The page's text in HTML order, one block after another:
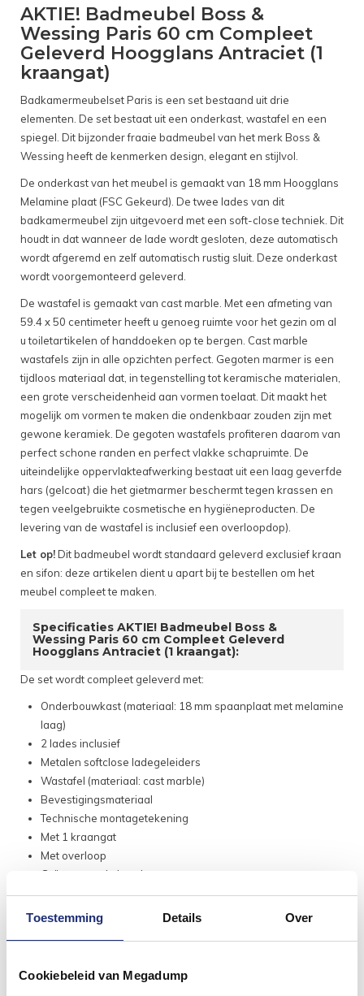
Toestemming Details Over
Cookiebeleid van Megadump
AKTIE! Badmeubel Boss &
Wessing Paris 60 cm Compleet
Geleverd Hoogglans Antraciet (1
kraangat)
Badkamermeubelset Paris is een set bestaand uit drie
elementen. De set bestaat uit een onderkast, wastafel en een
spiegel. Dit bijzonder fraaie badmeubel van het merk Boss &
Wessing heeft de kenmerken design, elegant en stijlvol.
De onderkast van het meubel is gemaakt van 18 mm Hoogglans
Melamine plaat (FSC Gekeurd). De twee lades van dit
badkamermeubel zijn uitgevoerd met een soft-close techniek. Dit
houdt in dat wanneer de lade wordt gesloten, deze automatisch
wordt afgeremd en zelf automatisch rustig sluit. Deze onderkast
wordt voorgemonteerd geleverd.
De wastafel is gemaakt van cast marble. Met een afmeting van
59.4 x 50 centimeter heeft u genoeg ruimte voor het gezin om al
u toiletartikelen of handdoeken op te bergen. Cast marble
wastafels zijn in alle opzichten perfect. Gegoten marmer is een
tijdloos materiaal dat, in tegenstelling tot keramische materialen,
een grote verscheidenheid aan vormen toelaat. Dit maakt het
mogelijk om vormen te maken die ondenkbaar zouden zijn met
gewone keramiek. De gegoten wastafels profiteren daarom van
perfect schone randen en perfect vlakke schapruimte. De
uiteindelijke oppervlakteafwerking bestaat uit een laag geverfde
hars (gelcoat) die het gietmarmer beschermt tegen krassen en
tegen veelgebruikte cosmetische en hygiëneproducten. De
levering van de wastafel is inclusief een overloopdop).
Let op!Dit badmeubel wordt standaard geleverd exclusief kraan
en sifon: deze artikelen dient u apart bij te bestellen om het
meubel compleet te maken.
Specificaties AKTIE! Badmeubel Boss &
Wessing Paris 60 cm Compleet Geleverd
Hoogglans Antraciet (1 kraangat):
De set wordt compleet geleverd met:
Onderbouwkast (materiaal: 18 mm spaanplaat met melamine
laag)
2 lades inclusief
Metalen softclose ladegeleiders
Wastafel (materiaal: cast marble)
Bevestigingsmateriaal
Technische montagetekening
Met 1 kraangat
Met overloop
Geïntegreerde handgrepen
Let op: dit meubel wordt geleverd exclusief kraan en
afvoer!
Breedte: 59.4 cm